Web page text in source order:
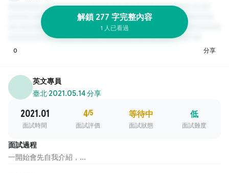
解鎖 277 字完整內容
1 人已看過
0 分享
英文專員
臺北·2021.05.14 分享
2021.01
面試時間
4/5
面試評價
等待中
面試狀態
低
面試難度
面試過程
一開始會先自我介紹，...